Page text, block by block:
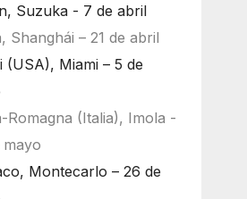
Suzuka - 7 de abril
Shanghái – 21 de abril
(USA), Miami – 5 de
Romagna (Italia), Imola -
mayo
Montecarlo – 26 de